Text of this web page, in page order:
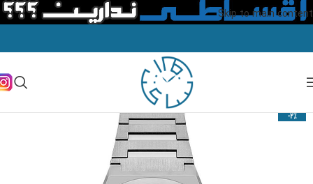
Skip to main content
-2%